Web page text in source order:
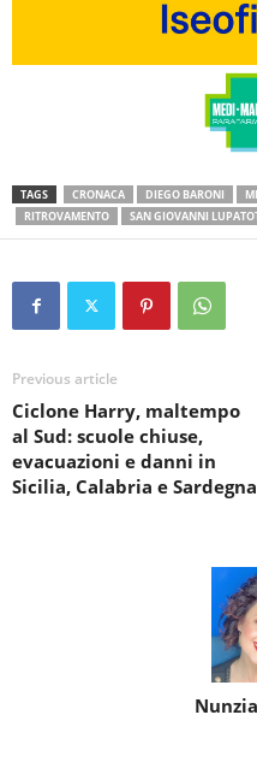
TAGS CRONACA DIEGO BARONI
RITROVAMENTO
SAN GIOVANNI
Previous article
Ciclone Harry, maltempo
al Sud: scuole chiuse,
evacuazioni e danni in
Sicilia, Calabria e Sardegna